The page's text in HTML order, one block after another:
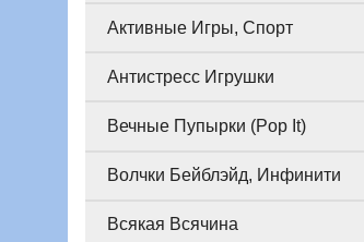
Активные Игры, Спорт
Антистресс Игрушки
Вечные Пупырки (Pop It)
Волчки Бейблэйд, Инфинити
Всякая Всячина